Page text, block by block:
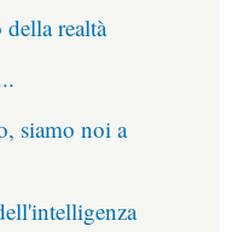
realtà
siamo noi a